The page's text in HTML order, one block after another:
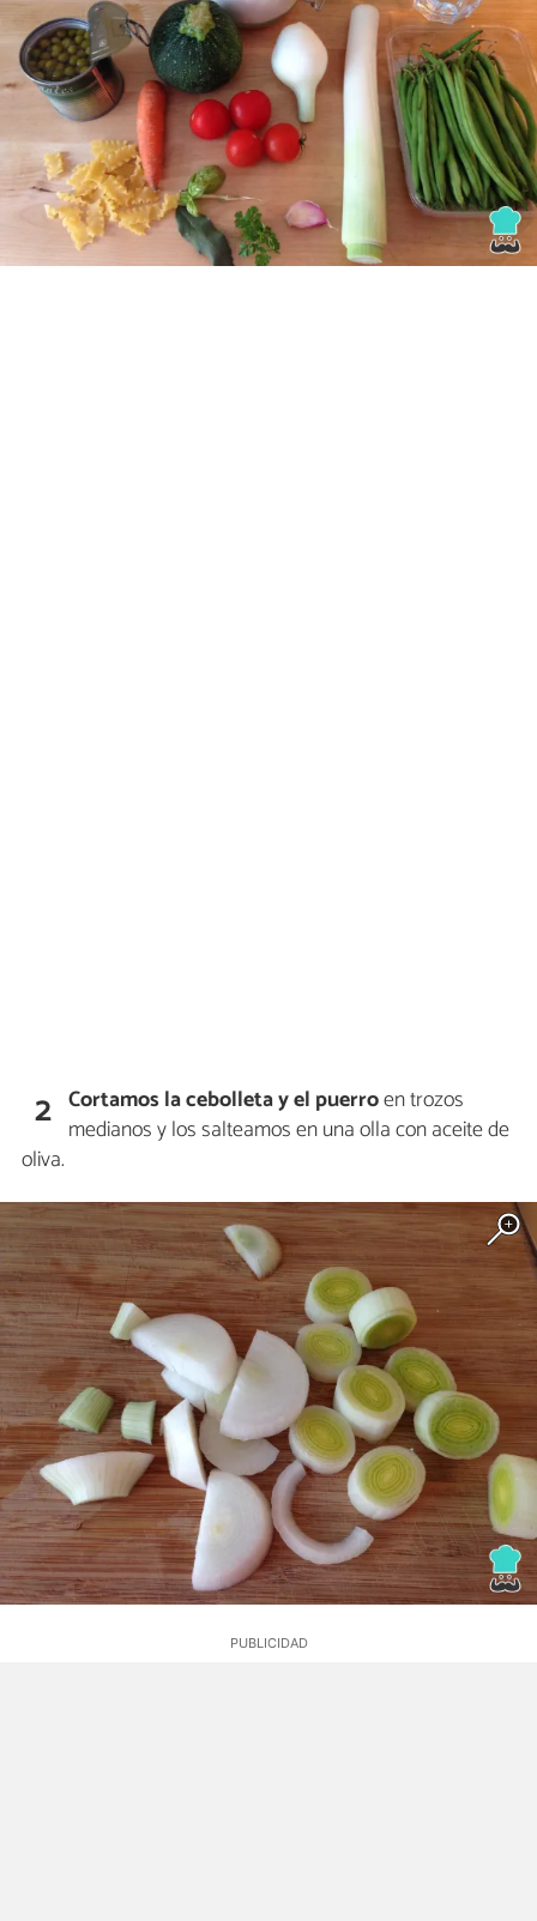
2 Cortamos la cebolleta y el puerroen trozos
medianos y los salteamos en una olla con aceite de
oliva.